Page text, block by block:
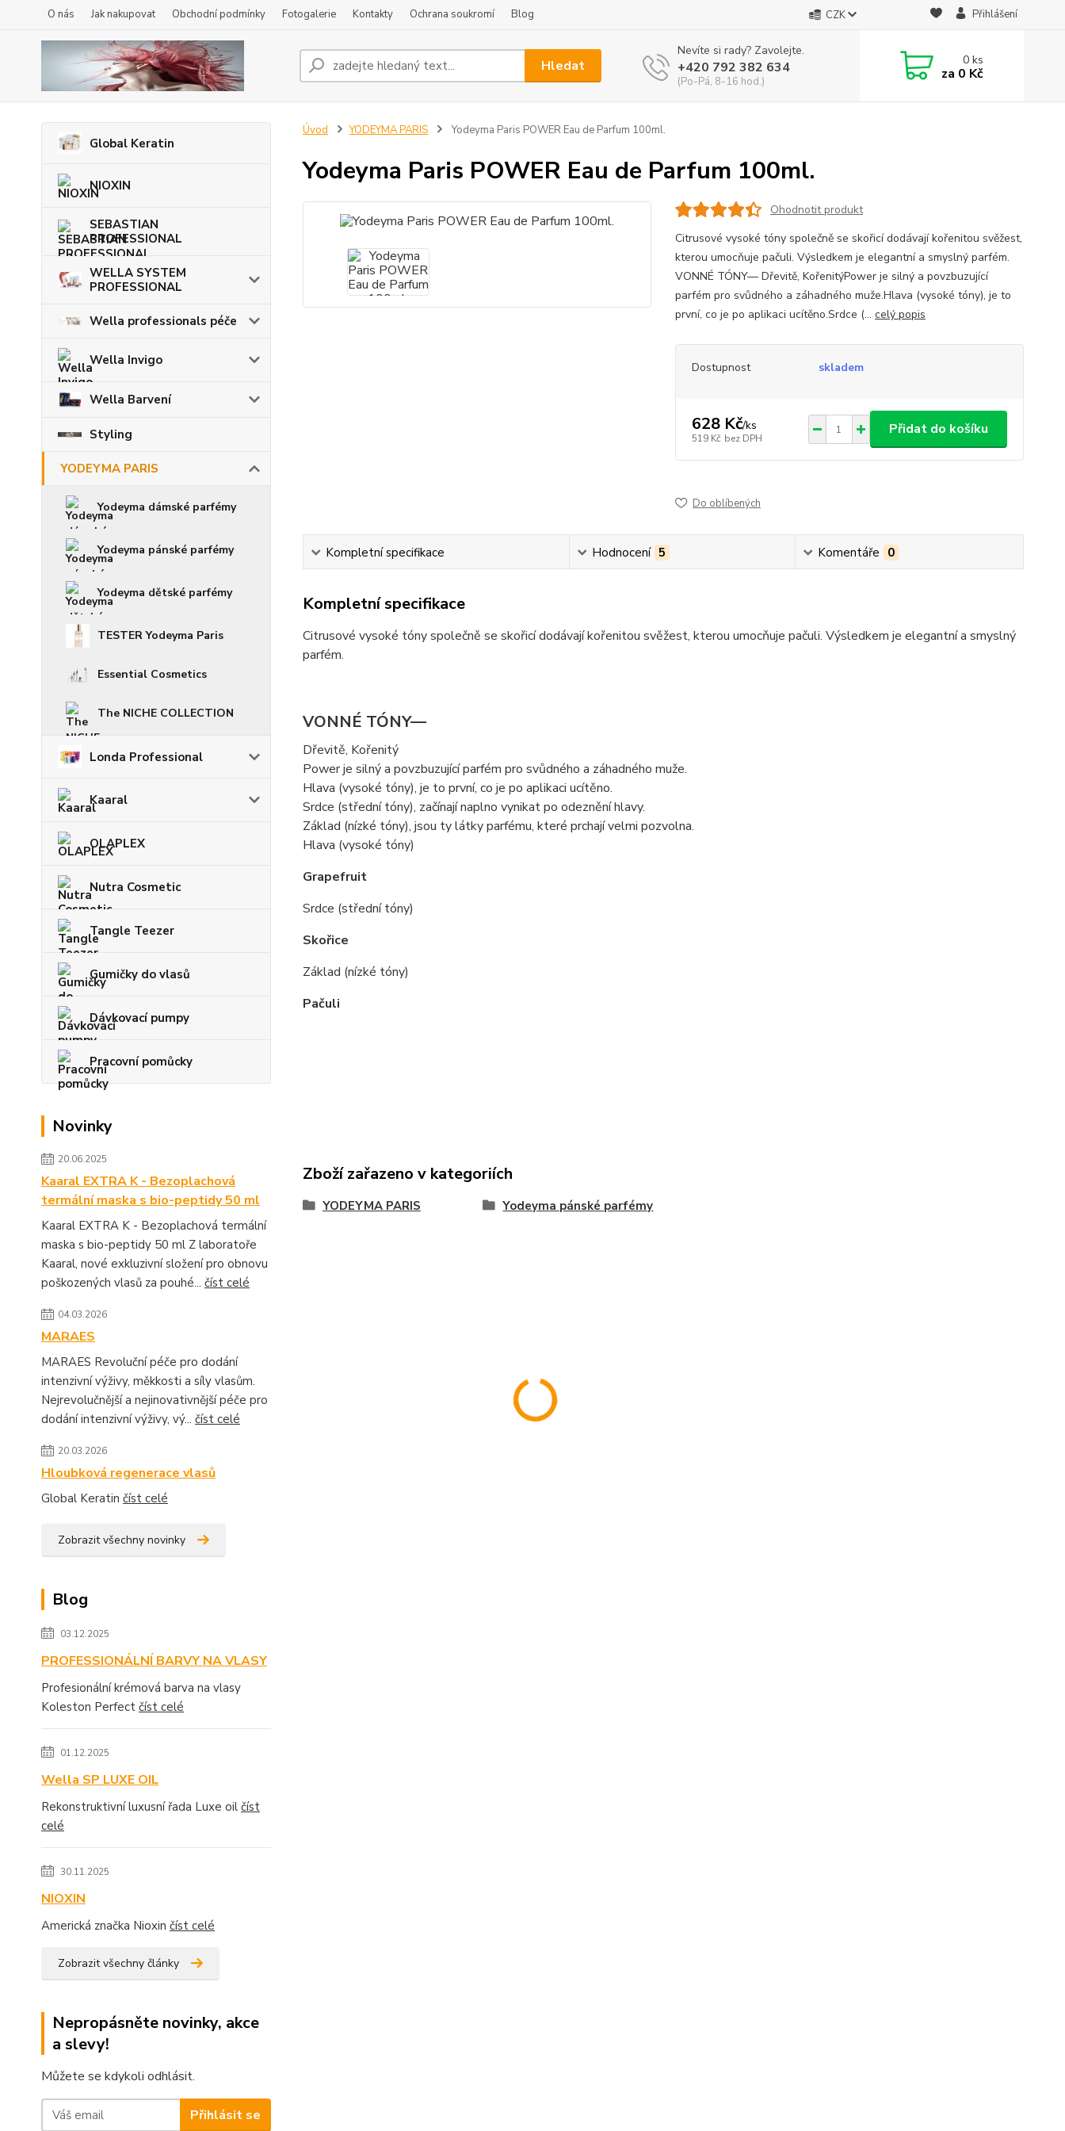
O nás Jak nakupovat Obchodní podmínky Fotogalerie Kontakty Ochrana soukromí Blog CZK Přihlášení
Hledat
Nevíte si rady? Zavolejte.
+420 792 382 634
(Po-Pá, 8-16 hod.)
0ks
za 0 Kč
Global Keratin
NIOXIN
SEBASTIAN
PROFESSIONAL
WELLA SYSTEM
PROFESSIONAL
Wella professionals péče
Wella Invigo
Wella Barvení
Styling
YODEYMA PARIS
Yodeyma dámské parfémy
Yodeyma pánské parfémy
Yodeyma dětské parfémy
TESTER Yodeyma Paris
Essential Cosmetics
The NICHE COLLECTION
Londa Professional
Kaaral
OLAPLEX
Nutra Cosmetic
Tangle Teezer
Gumičky do vlasů
Dávkovací pumpy
Pracovní pomůcky
Novinky
20.06.2025
Kaaral EXTRA K - Bezoplachová
termální maska s bio-peptidy 50 ml
Kaaral EXTRA K - Bezoplachová termální
maska s bio-peptidy 50 ml Z laboratoře
Kaaral, nové exkluzivní složení pro obnovu
poškozených vlasů za pouhé... číst celé
04.03.2026
MARAES
MARAES Revoluční péče pro dodání
intenzivní výživy, měkkosti a síly vlasům.
Nejrevolučnější a nejinovativnější péče pro
dodání intenzivní výživy, vý... číst celé
20.03.2026
Hloubková regenerace vlasů
Global Keratin číst celé
Zobrazit všechny novinky
Blog
03.12.2025
PROFESSIONÁLNÍ BARVY NA VLASY
Profesionální krémová barva na vlasy
Koleston Perfect číst celé
01.12.2025
Wella SP LUXE OIL
Rekonstruktivní luxusní řada Luxe oil číst
celé
30.11.2025
NIOXIN
Americká značka Nioxin číst celé
Zobrazit všechny články
Nepropásněte novinky, akce
a slevy!
Můžete se kdykoli odhlásit.
Přihlásit se
Úvod YODEYMA PARIS Yodeyma Paris POWER Eau de Parfum 100ml.
Yodeyma Paris POWER Eau de Parfum 100ml.
Ohodnotit produkt
Citrusové vysoké tóny společně se skořicí dodávají kořenitou svěžest,
kterou umocňuje pačuli. Výsledkem je elegantní a smyslný parfém.
VONNÉ TÓNY— Dřevitě, KořenitýPower je silný a povzbuzující
parfém pro svůdného a záhadného muže.Hlava (vysoké tóny), je to
první, co je po aplikaci ucítěno.Srdce (... celý popis
Dostupnost skladem
628 Kč/ks
519 Kč bez DPH
Přidat do košíku
Do oblíbených
Kompletní specifikace Hodnocení 5 Komentáře 0
Kompletní specifikace
Citrusové vysoké tóny společně se skořicí dodávají kořenitou svěžest, kterou umocňuje pačuli. Výsledkem je elegantní a smyslný
parfém.
VONNÉ TÓNY—
Dřevitě, Kořenitý
Power je silný a povzbuzující parfém pro svůdného a záhadného muže.
Hlava (vysoké tóny), je to první, co je po aplikaci ucítěno.
Srdce (střední tóny), začínají naplno vynikat po odeznění hlavy.
Základ (nízké tóny), jsou ty látky parfému, které prchají velmi pozvolna.
Hlava (vysoké tóny)
Grapefruit
Srdce (střední tóny)
Skořice
Základ (nízké tóny)
Pačuli
Zboží zařazeno v kategoriích
YODEYMA PARIS Yodeyma pánské parfémy